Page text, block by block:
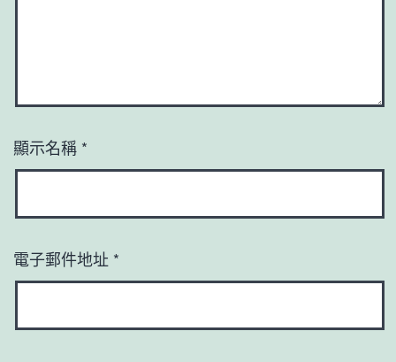
顯示名稱 *
電子郵件地址 *